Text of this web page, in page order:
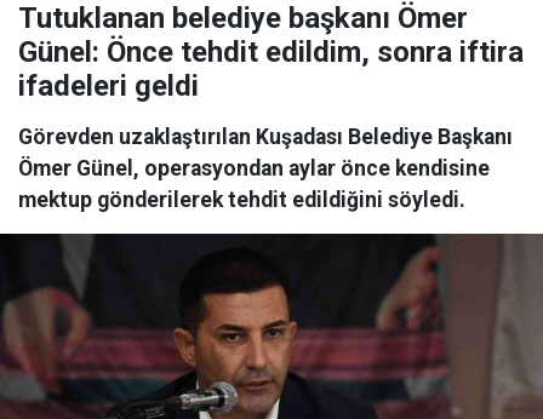
Tutuklanan belediye başkanı Ömer
Günel: Önce tehdit edildim, sonra iftira
ifadeleri geldi
Görevden uzaklaştırılan Kuşadası Belediye Başkanı
Ömer Günel, operasyondan aylar önce kendisine
mektup gönderilerek tehdit edildiğini söyledi.